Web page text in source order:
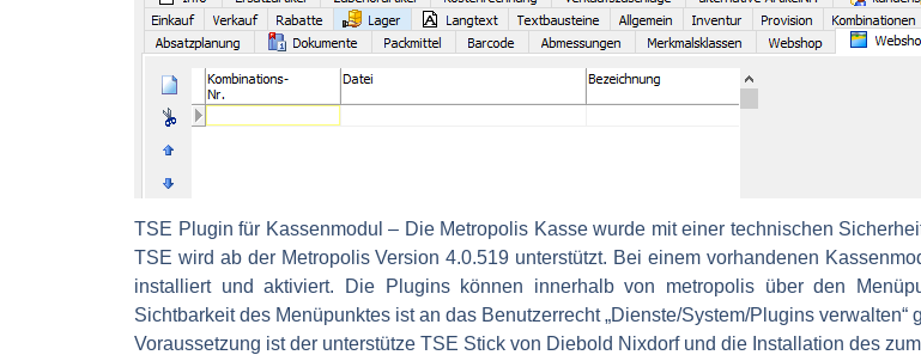
TSE Plugin für Kassenmodul – Die Metropolis Kasse wurde mit einer technischen
TSE wird ab der Metropolis Version 4.0.519 unterstützt. Bei einem vorhandenen
installiert und aktiviert. Die Plugins können innerhalb von metropolis über den
Sichtbarkeit des Menüpunktes ist an das Benutzerrecht „Dienste/System/Plugins verwalten“
Voraussetzung ist der unterstütze TSE Stick von Diebold Nixdorf und die Installation des